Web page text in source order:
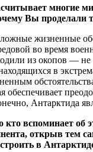
многие
Вы проделали
жизненные
во время
из окопов —
в
Антарктида
вспоминает об
открыв тем
в